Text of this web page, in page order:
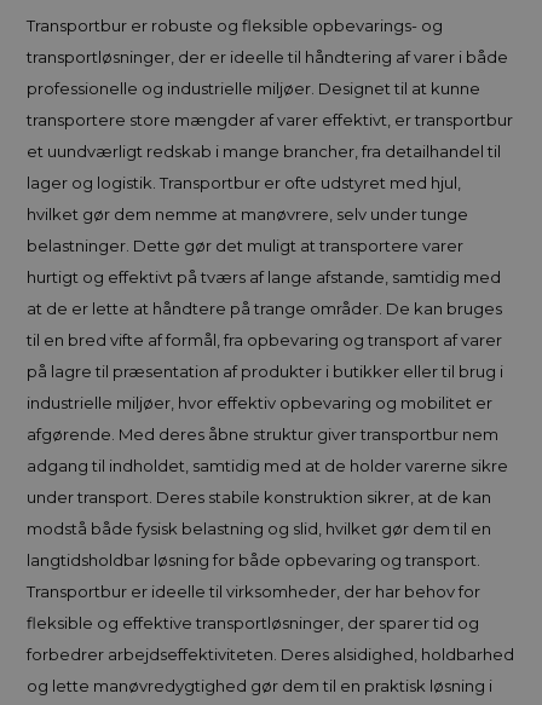
Transportbur er robuste og fleksible opbevarings- og
transportløsninger, der er ideelle til håndtering af varer i både
professionelle og industrielle miljøer. Designet til at kunne
transportere store mængder af varer effektivt, er transportbur
et uundværligt redskab i mange brancher, fra detailhandel til
lager og logistik. Transportbur er ofte udstyret med hjul,
hvilket gør dem nemme at manøvrere, selv under tunge
belastninger. Dette gør det muligt at transportere varer
hurtigt og effektivt på tværs af lange afstande, samtidig med
at de er lette at håndtere på trange områder. De kan bruges
til en bred vifte af formål, fra opbevaring og transport af varer
på lagre til præsentation af produkter i butikker eller til brug i
industrielle miljøer, hvor effektiv opbevaring og mobilitet er
afgørende. Med deres åbne struktur giver transportbur nem
adgang til indholdet, samtidig med at de holder varerne sikre
under transport. Deres stabile konstruktion sikrer, at de kan
modstå både fysisk belastning og slid, hvilket gør dem til en
langtidsholdbar løsning for både opbevaring og transport.
Transportbur er ideelle til virksomheder, der har behov for
fleksible og effektive transportløsninger, der sparer tid og
forbedrer arbejdseffektiviteten. Deres alsidighed, holdbarhed
og lette manøvredygtighed gør dem til en praktisk løsning i